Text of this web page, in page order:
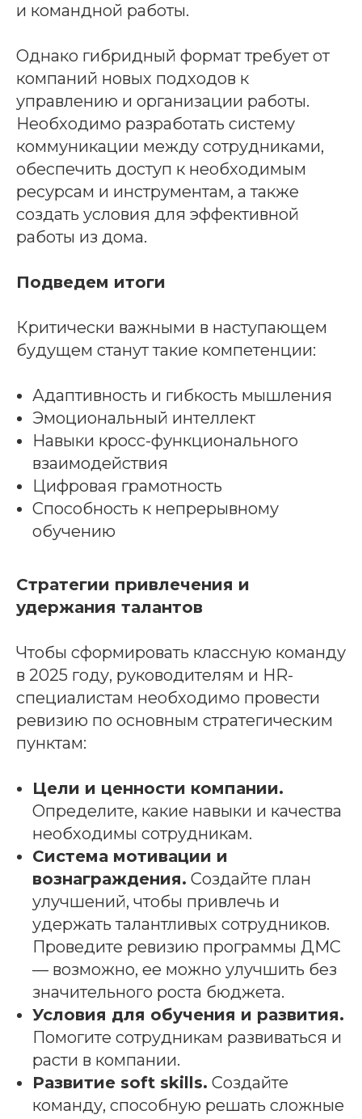
и командной работы.
Однако гибридный формат требует от
компаний новых подходов к
управлению и организации работы.
Необходимо разработать систему
коммуникации между сотрудниками,
обеспечить доступ к необходимым
ресурсам и инструментам, а также
создать условия для эффективной
работы из дома.
Подведем итоги
Критически важными в наступающем
будущем станут такие компетенции:
Адаптивность и гибкость мышления
Эмоциональный интеллект
Навыки кросс-функционального
взаимодействия
Цифровая грамотность
Способность к непрерывному
обучению
Стратегии привлечения и
удержания талантов
Чтобы сформировать классную команду
в 2025 году, руководителям и HR-
специалистам необходимо провести
ревизию по основным стратегическим
пунктам:
Цели и ценности компании.
Определите, какие навыки и качества
необходимы сотрудникам.
Система мотивации и
вознаграждения. Создайте план
улучшений, чтобы привлечь и
удержать талантливых сотрудников.
Проведите ревизию программы ДМС
— возможно, ее можно улучшить без
значительного роста бюджета.
Условия для обучения и развития.
Помогите сотрудникам развиваться и
расти в компании.
Развитие soft skills. Создайте
команду, способную решать сложные